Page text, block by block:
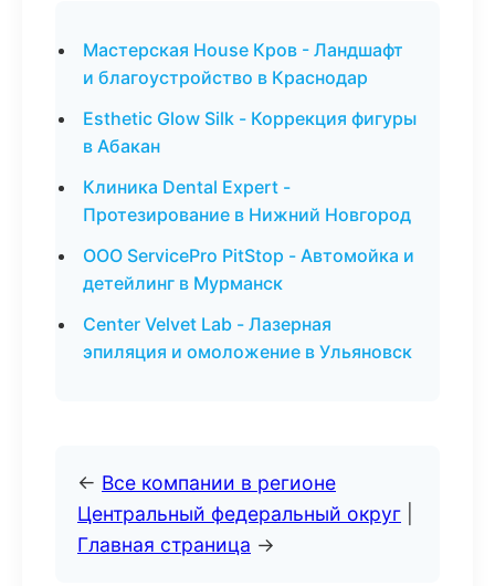
Мастерская House Кров - Ландшафт
и благоустройство в Краснодар
Esthetic Glow Silk - Коррекция фигуры
в Абакан
Клиника Dental Expert -
Протезирование в Нижний Новгород
ООО ServicePro PitStop - Автомойка и
детейлинг в Мурманск
Center Velvet Lab - Лазерная
эпиляция и омоложение в Ульяновск
← Все компании в регионе
Центральный федеральный округ
Главная страница →